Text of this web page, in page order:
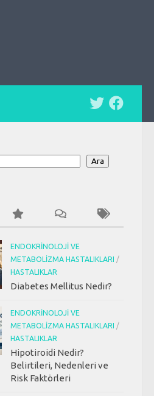
Ara
ENDOKRINOLOJI VE
METABOLIZMA HASTALIKLARI /
HASTALIKLAR
Diabetes Mellitus Nedir?
ENDOKRINOLOJI VE
METABOLIZMA HASTALIKLARI /
HASTALIKLAR
Hipotiroidi Nedir?
Belirtileri, Nedenleri ve
Risk Faktörleri